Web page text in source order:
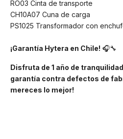
RO03 Cinta de transporte
CH10A07 Cuna de carga
PS1025 Transformador con
¡Garantía Hytera en Chile! 🎧🔧
Disfruta de 1 año de
garantía contra defectos de
mereces lo mejor!